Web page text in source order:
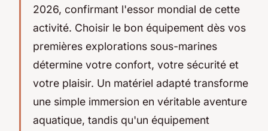
2026, confirmant l'essor mondial de cette
activité. Choisir le bon équipement dès vos
premières explorations sous-marines
détermine votre confort, votre sécurité et
votre plaisir. Un matériel adapté transforme
une simple immersion en véritable aventure
aquatique, tandis qu'un équipement